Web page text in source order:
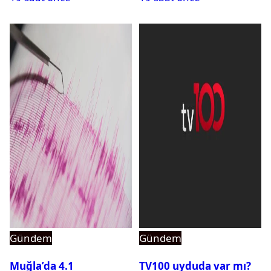
Gündem
Muğla’da 4.1
Gündem
TV100 uyduda var mı?